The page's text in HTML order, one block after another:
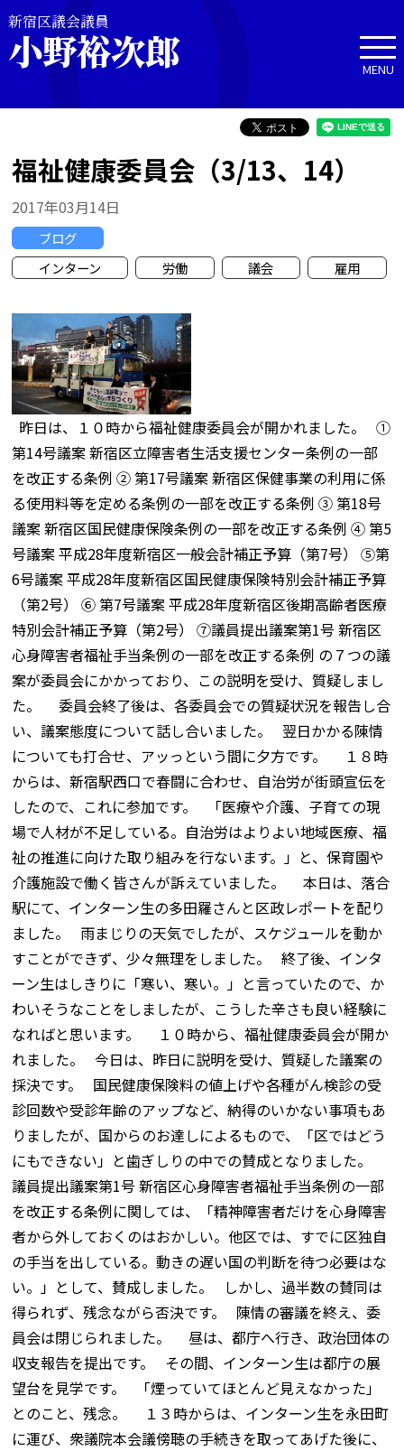
新宿区議会議員
小野裕次郎 MENU
福祉健康委員会（3/13、14）
2017年03月14日
ブログ
インターン
労働 議会 雇用
昨日は、１０時から福祉健康委員会が開かれました。 ①
第14号議案 新宿区立障害者生活支援センター条例の一部
を改正する条例 ② 第17号議案 新宿区保健事業の利用に係
る使用料等を定める条例の一部を改正する条例 ③ 第18号
議案 新宿区国民健康保険条例の一部を改正する条例 ④ 第5
号議案 平成28年度新宿区一般会計補正予算（第7号） ⑤第
6号議案 平成28年度新宿区国民健康保険特別会計補正予算
（第2号） ⑥ 第7号議案 平成28年度新宿区後期高齢者医療
特別会計補正予算（第2号） ⑦議員提出議案第1号 新宿区
心身障害者福祉手当条例の一部を改正する条例 の７つの議
案が委員会にかかっており、この説明を受け、質疑しまし
た。 委員会終了後は、各委員会での質疑状況を報告し合
い、議案態度について話し合いました。 翌日かかる陳情
についても打合せ、アッっという間に夕方です。 １８時
からは、新宿駅西口で春闘に合わせ、自治労が街頭宣伝を
したので、これに参加です。 「医療や介護、子育ての現
場で人材が不足している。自治労はよりよい地域医療、福
祉の推進に向けた取り組みを行ないます。」と、保育園や
介護施設で働く皆さんが訴えていました。 本日は、落合
駅にて、インターン生の多田羅さんと区政レポートを配り
ました。 雨まじりの天気でしたが、スケジュールを動か
すことができず、少々無理をしました。 終了後、インタ
ーン生はしきりに「寒い、寒い。」と言っていたので、か
わいそうなことをしましたが、こうした辛さも良い経験に
なればと思います。 １０時から、福祉健康委員会が開か
れました。 今日は、昨日に説明を受け、質疑した議案の
採決です。 国民健康保険料の値上げや各種がん検診の受
診回数や受診年齢のアップなど、納得のいかない事項もあ
りましたが、国からのお達しによるもので、「区ではどう
にもできない」と歯ぎしりの中での賛成となりました。
議員提出議案第1号 新宿区心身障害者福祉手当条例の一部
を改正する条例に関しては、「精神障害者だけを心身障害
者から外しておくのはおかしい。他区では、すでに区独自
の手当を出している。動きの遅い国の判断を待つ必要はな
い。」として、賛成しました。 しかし、過半数の賛同は
得られず、残念ながら否決です。 陳情の審議を終え、委
員会は閉じられました。 昼は、都庁へ行き、政治団体の
収支報告を提出です。 その間、インターン生は都庁の展
望台を見学です。 「煙っていてほとんど見えなかった」
とのこと、残念。 １３時からは、インターン生を永田町
に運び、衆議院本会議傍聴の手続きを取ってあげた後に、